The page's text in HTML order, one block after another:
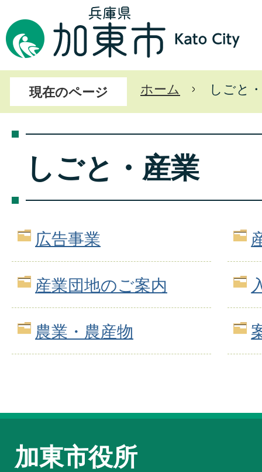
現在のページ ホーム しごと
しごと・産業
広告事業
産業団地のご案内
農業・農産物
加東市役所